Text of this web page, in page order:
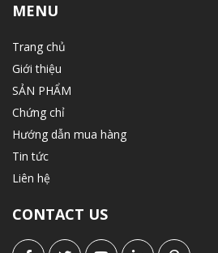
MENU
Trang chủ
Giới thiệu
SẢN PHẨM
Chứng chỉ
Hướng dẫn mua hàng
Tin tức
Liên hệ
CONTACT US